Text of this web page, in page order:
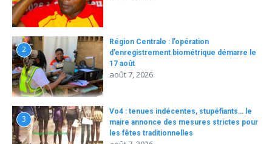
2
Région Centrale : l’opération
d’enregistrement biométrique démarre le
17 août
août 7, 2026
3
Vo4 : tenues indécentes, stupéfiants… le
maire annonce des mesures strictes pour
les fêtes traditionnelles